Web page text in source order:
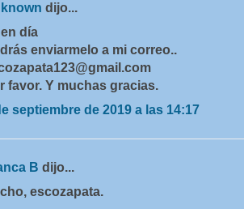
dijo...
día
enviarmelo a mi correo..
favor. Y muchas gracias.
septiembre de 2019 a las 14:17
B dijo...
escozapata.